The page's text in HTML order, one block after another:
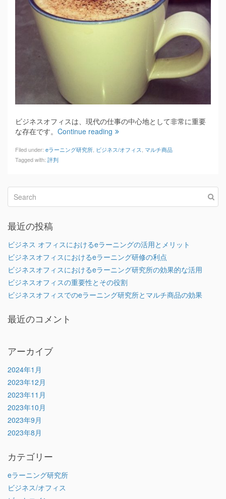
ビジネスオフィスは、現代の仕事の中心地として非常に重要
な存在です。 Continue reading
Filed under: eラーニング研究所 ビジネス/オフィス マルチ商品
Tagged with: 評判
最近の投稿
ビジネス オフィスにおけるeラーニングの活用とメリット
ビジネスオフィスにおけるeラーニング研修の利点
ビジネスオフィスにおけるeラーニング研究所の効果的な活用
ビジネスオフィスの重要性とその役割
ビジネスオフィスでのeラーニング研究所とマルチ商品の効果
最近のコメント
アーカイブ
2024年1月
2023年12月
2023年11月
2023年10月
2023年9月
2023年8月
カテゴリー
eラーニング研究所
ビジネス/オフィス